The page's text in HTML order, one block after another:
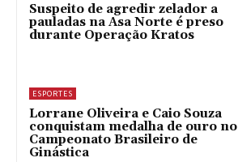
Suspeito de agredir zelador a
pauladas na Asa Norte é preso
durante Operação Kratos
ESPORTES
Lorrane Oliveira e Caio Souza
conquistam medalha de ouro no
Campeonato Brasileiro de
Ginástica